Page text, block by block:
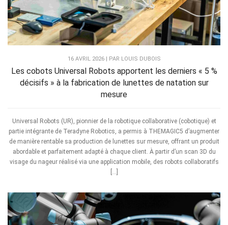
16 AVRIL 2026 | PAR LOUIS DUBOIS
Les cobots Universal Robots apportent les derniers « 5 %
décisifs » à la fabrication de lunettes de natation sur
mesure
Universal Robots (UR), pionnier de la robotique collaborative (cobotique) et
partie intégrante de Teradyne Robotics, a permis à THEMAGIC5 d’augmenter
de manière rentable sa production de lunettes sur mesure, offrant un produit
abordable et parfaitement adapté à chaque client. À partir d’un scan 3D du
visage du nageur réalisé via une application mobile, des robots collaboratifs